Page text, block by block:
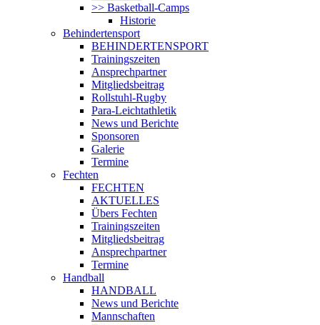
>> Basketball-Camps
Historie
Behindertensport
BEHINDERTENSPORT
Trainingszeiten
Ansprechpartner
Mitgliedsbeitrag
Rollstuhl-Rugby
Para-Leichtathletik
News und Berichte
Sponsoren
Galerie
Termine
Fechten
FECHTEN
AKTUELLES
Übers Fechten
Trainingszeiten
Mitgliedsbeitrag
Ansprechpartner
Termine
Handball
HANDBALL
News und Berichte
Mannschaften